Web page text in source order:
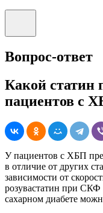
Вопрос-ответ
Какой статин
пациентов с
У пациентов с ХБП
в отличие от других
зависимости от
розувастатин при СКФ
сахарном диабете